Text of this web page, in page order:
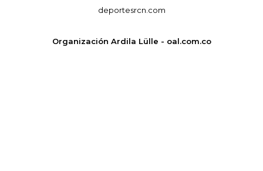
deportesrcn.com
Organización Ardila Lülle - oal.com.co